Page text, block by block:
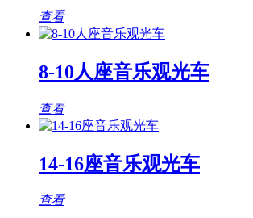
查看
8-10人座音乐观光车
查看
14-16座音乐观光车
查看